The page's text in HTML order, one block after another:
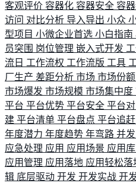
客观评价 容器化 容器安全 容
访问 对比分析 导入导出 小众
型项目 小微企业首选 小白指南
员突围 岗位管理 嵌入式开发
流日 工作流权 工作流版 工具
厂生产 差距分析 市场 市场份额
市场爆发 市场规模 市场集中度
平台 平台优势 平台安全 平台
建 平台清单 平台盘点 平台追赶
年度潜力 年度趋势 年弯路 并发
应急处理 应用 应用场景 应用库
应用管理 应用落地 应用轻松落
辑 底层驱动 开发 开发实战 开